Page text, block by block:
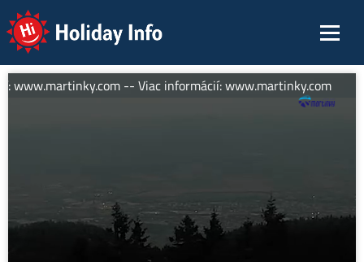
Holiday Info
www.martinky.com -- Viac informácií: www.martinky.com